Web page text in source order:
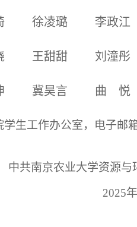
徐凌璐 李政江
王甜甜 刘潼彤
冀昊言 曲 悦
生工作办公室，电子邮箱
与环境科学
11月